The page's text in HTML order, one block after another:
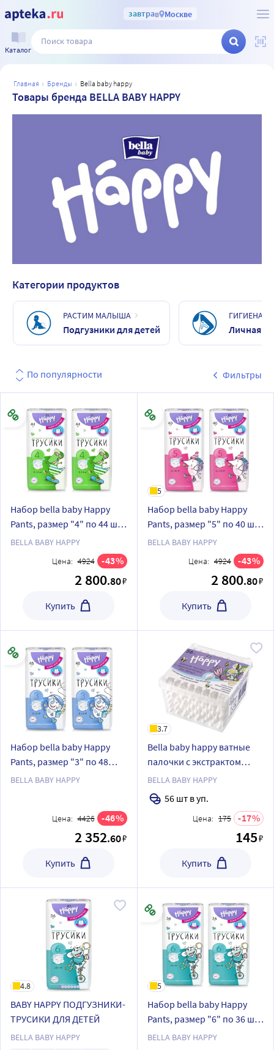
завтрав Москве
Каталог
главная бренды bella baby happy
Товары бренда BELLA BABY HAPPY
Категории продуктов
РАСТИМ МАЛЫША
Подгузники для детей
ГИГИЕНА И
Личная
По популярности Фильтры
Набор bella baby Happy
Pants, размер "4" по 44 шт.
из 2 уп со скидкой
BELLA BABY HAPPY
Цена: 4924 43
2 800.80₽
Купить
5
Набор bella baby Happy
Pants, размер "5" по 40 шт
из 2 уп со скидкой
BELLA BABY HAPPY
Цена: 4924 43
2 800.80₽
Купить
Набор bella baby Happy
Pants, размер "3" по 48
шт.из 2 уп со скидкой
BELLA BABY HAPPY
Цена: 4426 46
2 352.60₽
Купить
3.7
Bella baby happy ватные
палочки с экстрактом
ромашки 56 шт./с
ограничителем
BELLA BABY HAPPY
56 шт в уп.
Цена: 175 17
145₽
Купить
4.8
BABY HAPPY ПОДГУЗНИКИ-
ТРУСИКИ ДЛЯ ДЕТЕЙ
BELLA BABY HAPPY
5
Набор bella baby Happy
Pants, размер "6" по 36 шт.
из 2 уп со скидкой
BELLA BABY HAPPY